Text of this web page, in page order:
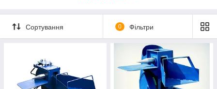
веток и кустарника, заготовки дров. Измельчение веток
Сортування 0 Фільтри